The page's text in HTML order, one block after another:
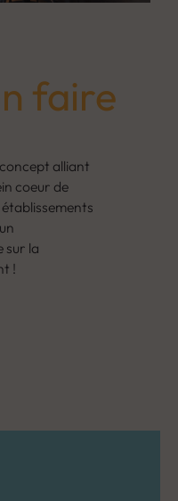
faire
alliant
coeur de
sur la
!